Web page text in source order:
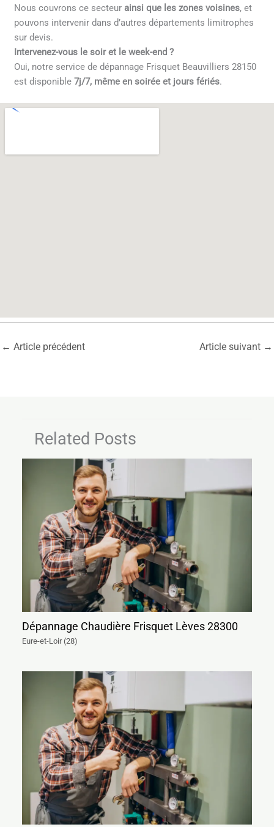
Nous couvrons ce secteur ainsi que les zones voisines, et
pouvons intervenir dans d’autres départements limitrophes
sur devis.
Intervenez-vous le soir et le week-end ?
Oui, notre service de dépannage Frisquet Beauvilliers 28150
est disponible7j/7, même en soirée et jours fériés.
← Article précédent Article suivant →
Related Posts
Dépannage Chaudière Frisquet Lèves 28300
Eure-et-Loir (28)